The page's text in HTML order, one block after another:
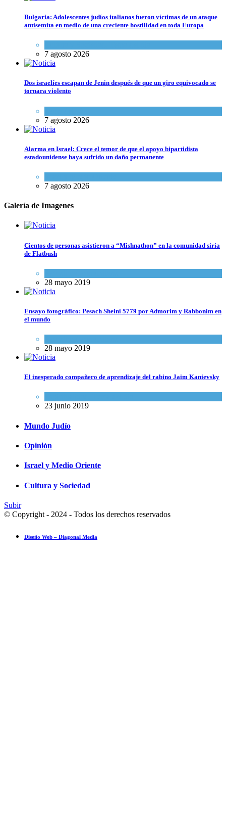
Bulgaria: Adolescentes judíos italianos fueron víctimas de un ataque
antisemita en medio de una creciente hostilidad en toda Europa
7 agosto 2026
Dos israelíes escapan de Jenin después de que un giro equivocado se
tornara violento
7 agosto 2026
Alarma en Israel: Crece el temor de que el apoyo bipartidista
estadounidense haya sufrido un daño permanente
7 agosto 2026
Galería de Imagenes
Cientos de personas asistieron a “Mishnathon” en la comunidad siria
de Flatbush
28 mayo 2019
Ensayo fotográfico: Pesach Sheini 5779 por Admorim y Rabbonim en
el mundo
28 mayo 2019
El inesperado compañero de aprendizaje del rabino Jaim Kanievsky
23 junio 2019
Mundo Judío
Opinión
Israel y Medio Oriente
Cultura y Sociedad
Subir
© Copyright - 2024 - Todos los derechos reservados
Diseño Web – Diagonal Media